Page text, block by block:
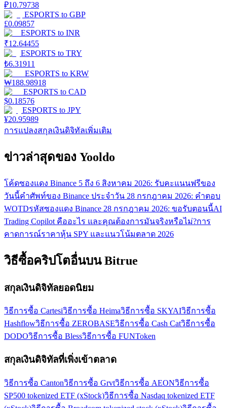
₽10.79738
ESPORTS to GBP
£0.09857
ESPORTS to INR
₹12.64455
ESPORTS to TRY
₺6.31911
ESPORTS to KRW
₩188.98918
ESPORTS to CAD
$0.18576
ESPORTS to JPY
¥20.95989
การแปลงสกุลเงินดิจิทัลเพิ่มเติม
ข่าวล่าสุดของ Yooldo
โค้ดซองแดง Binance 5 ถึง 6 สิงหาคม 2026: รับคะแนนฟรีของ
วันนี้คำศัพท์ของ Binance ประจำวัน 28 กรกฎาคม 2026: คำตอบ
WOTDรหัสซองแดง Binance 28 กรกฎาคม 2026: ขอรับตอนนี้AI
Trading Copilot คืออะไร และคุณต้องการมันจริงหรือไม่?การ
คาดการณ์ราคาหุ้น SPY และแนวโน้มตลาด 2026
วิธีซื้อคริปโตอื่นบน Bitrue
สกุลเงินดิจิทัลยอดนิยม
วิธีการซื้อ Cartesiวิธีการซื้อ Heimaวิธีการซื้อ SKYAIวิธีการซื้อ
Hashflowวิธีการซื้อ ZEROBASEวิธีการซื้อ Cash Catวิธีการซื้อ
DODOวิธีการซื้อ Blessวิธีการซื้อ FUNToken
สกุลเงินดิจิทัลที่เพิ่งเข้าตลาด
วิธีการซื้อ Cantonวิธีการซื้อ Grvtวิธีการซื้อ AEONวิธีการซื้อ
SP500 tokenized ETF (xStock)วิธีการซื้อ Nasdaq tokenized ETF